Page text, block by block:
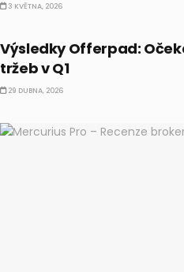
3 KVĚTNA, 2026
Výsledky Offerpad:
tržeb v Q1
29 DUBNA, 2026